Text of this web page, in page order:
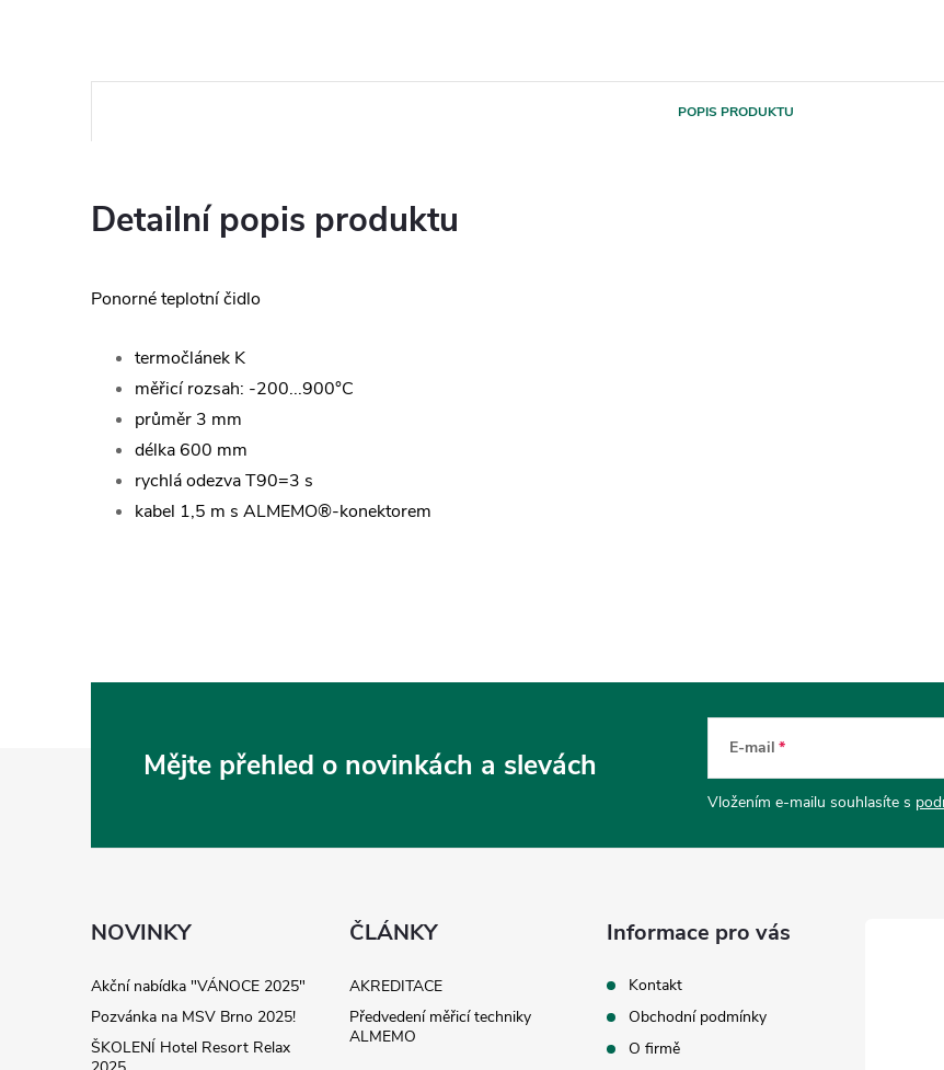
POPIS PRODUKTU
Detailní popis produktu
Ponorné teplotní čidlo
termočlánek K
měřicí rozsah: -200...900°C
průměr 3 mm
délka 600 mm
rychlá odezva T90=3 s
kabel 1,5 m s ALMEMO®-konektorem
Mějte přehled o novinkách a slevách E-mail
Vložením e-mailu souhlasíte s
NOVINKY
Akční nabídka "VÁNOCE 2025"
Pozvánka na MSV Brno 2025!
ŠKOLENÍ Hotel Resort Relax
ČLÁNKY
AKREDITACE
Předvedení měřicí techniky
ALMEMO
Informace pro vás
Kontakt
Obchodní podmínky
O firmě